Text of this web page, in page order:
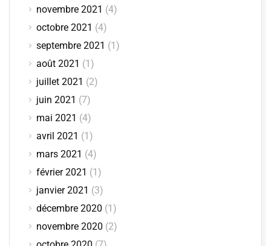
novembre 2021 (4)
octobre 2021 (4)
septembre 2021 (1)
août 2021 (1)
juillet 2021 (2)
juin 2021 (7)
mai 2021 (4)
avril 2021 (1)
mars 2021 (4)
février 2021 (1)
janvier 2021 (3)
décembre 2020 (1)
novembre 2020 (2)